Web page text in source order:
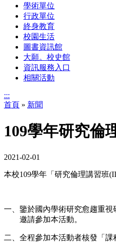
學術單位
行政單位
終身教育
校園生活
圖書資訊館
大願。校史館
資訊服務入口
相關活動
:::
首頁 » 新聞
109學年研究倫
2021-02-01
本校109學年「研究倫理講習班
一、鑒於國內學術研究愈趨重
邀請參加本活動。
二、全程參加本活動者核發「